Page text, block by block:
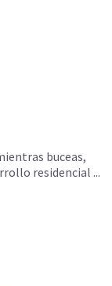
buceas,
residencial ...